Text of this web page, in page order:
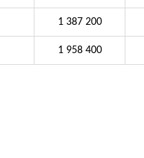
1 387 200
1 958 400